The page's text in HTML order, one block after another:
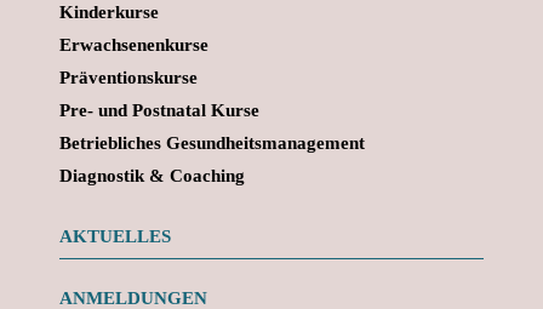
Kinderkurse
Erwachsenenkurse
Präventionskurse
Pre- und Postnatal Kurse
Betriebliches Gesundheitsmanagement
Diagnostik & Coaching
AKTUELLES
ANMELDUNGEN